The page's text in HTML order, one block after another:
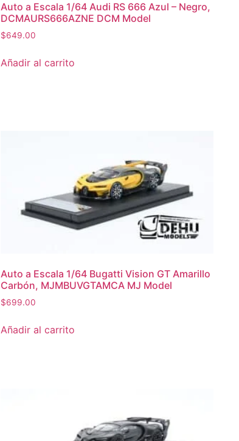
Auto a Escala 1/64 Audi RS 666 Azul – Negro,
DCMAURS666AZNE DCM Model
$649.00
Añadir al carrito
Auto a Escala 1/64 Bugatti Vision GT Amarillo
Carbón, MJMBUVGTAMCA MJ Model
$699.00
Añadir al carrito